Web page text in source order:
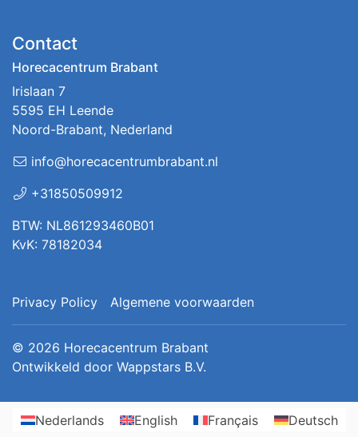
Contact
Horecacentrum Brabant
Irislaan 7
5595 EH Leende
Noord-Brabant, Nederland
info@horecacentrumbrabant.nl
+31850509912
BTW: NL861293460B01
KvK: 78182034
Privacy Policy Algemene voorwaarden
© 2026 Horecacentrum Brabant
Ontwikkeld door Wappstars B.V.
Nederlands English Français Deutsch